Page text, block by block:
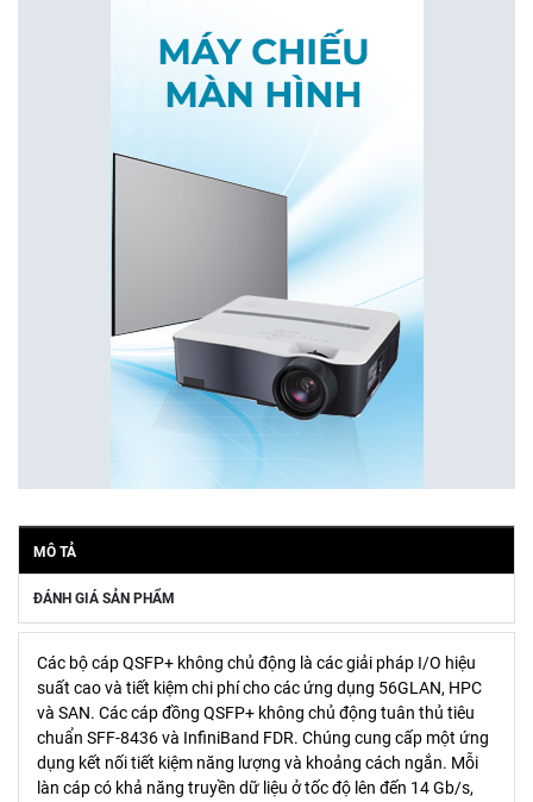
MÔ TẢ
ĐÁNH GIÁ SẢN PHẨM
Các bộ cáp QSFP+ không chủ động là các giải pháp I/O hiệu
suất cao và tiết kiệm chi phí cho các ứng dụng 56GLAN, HPC
và SAN. Các cáp đồng QSFP+ không chủ động tuân thủ tiêu
chuẩn SFF-8436 và InfiniBand FDR. Chúng cung cấp một ứng
dụng kết nối tiết kiệm năng lượng và khoảng cách ngắn. Mỗi
làn cáp có khả năng truyền dữ liệu ở tốc độ lên đến 14 Gb/s,